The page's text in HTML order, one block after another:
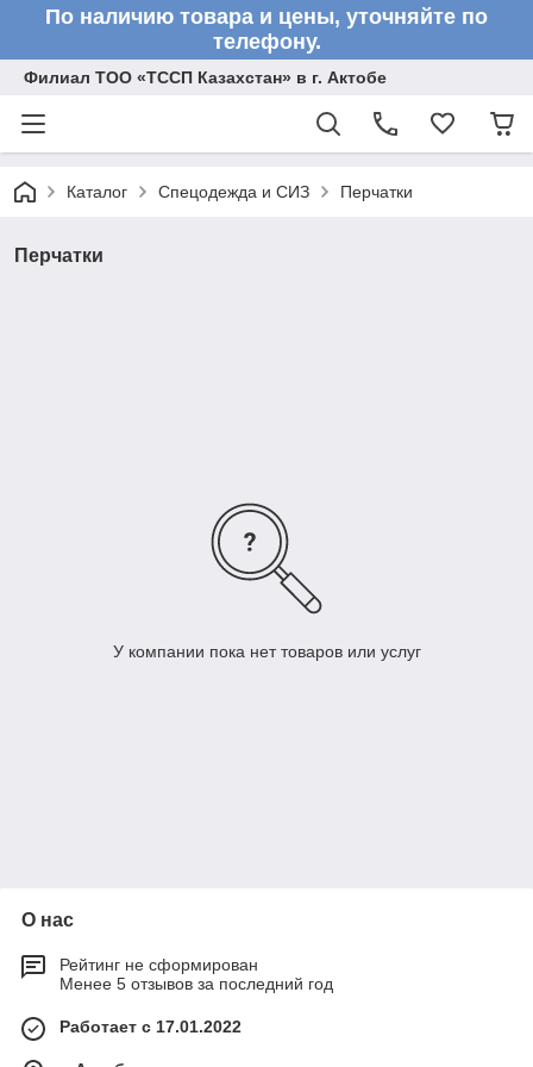
По наличию товара и цены, уточняйте по
телефону.
Филиал ТОО «ТССП Казахстан» в г. Актобе
Каталог Спецодежда и СИЗ Перчатки
Перчатки
У компании пока нет товаров или услуг
О нас
Рейтинг не сформирован
Менее 5 отзывов за последний год
Работает с 17.01.2022